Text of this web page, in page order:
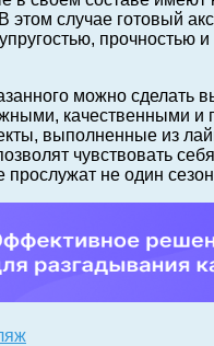
этом случае готовый
прочностью и
можно сделать
качественными и
выполненные из
чувствовать
прослужат не один